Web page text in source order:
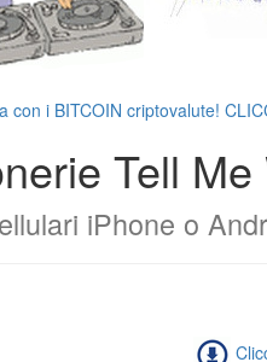
con i BITCOIN criptovalute!
Tell
iPhone o